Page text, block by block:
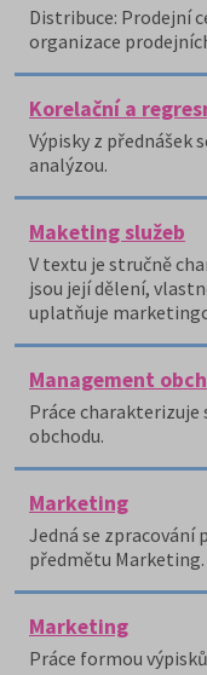
Distribuce: Prodejní
organizace
Korelační a
Výpisky z přednášek
analýzou.
Maketing služeb
V textu je stručně
jsou její dělení,
uplatňuje
Management
Práce
obchodu.
Marketing
Jedná se zpracování
předmětu Marketing.
Marketing
Práce formou